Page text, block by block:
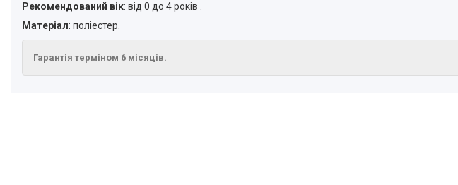
Рекомендований вік: від 0 до 4 років .
Матеріал: поліестер.
Гарантія терміном 6 місяців.